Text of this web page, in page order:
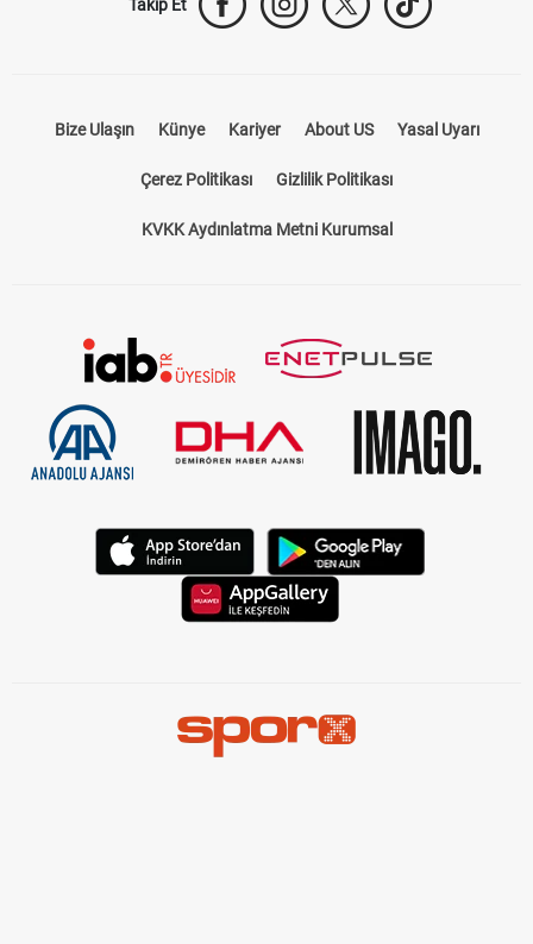
Künye Kariyer About US
Çerez Politikası Gizlilik Politikası